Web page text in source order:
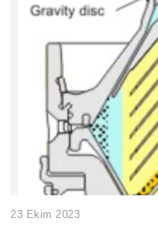
23 Ekim 2023